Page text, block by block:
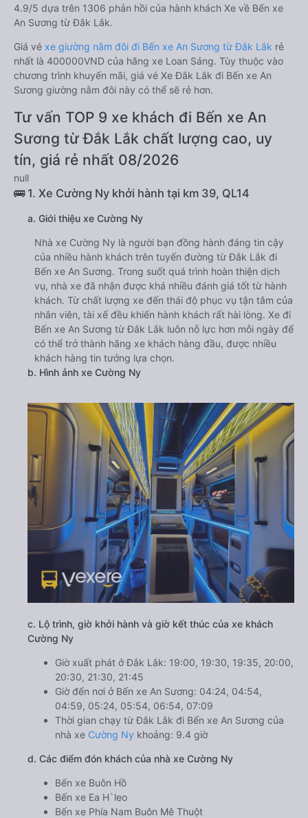
4.9/5 dựa trên 1306 phản hồi của hành khách Xe về Bến xe
An Sương từ Đắk Lắk.
Giá vé xe giường nằm đôi đi Bến xe An Sương từ Đắk Lắk rẻ
nhất là 400000VND của hãng xe Loan Sáng. Tùy thuộc vào
chương trình khuyến mãi, giá vé Xe Đắk Lắk đi Bến xe An
Sương giường nằm đôi này có thể sẽ rẻ hơn.
Tư vấn TOP 9 xe khách đi Bến xe An
Sương từ Đắk Lắk chất lượng cao, uy
tín, giá rẻ nhất 08/2026
null
🚌 1. Xe Cường Ny khởi hành tại km 39, QL14
a. Giới thiệu xe Cường Ny
Nhà xe Cường Ny là người bạn đồng hành đáng tin cậy
của nhiều hành khách trên tuyến đường từ Đắk Lắk đi
Bến xe An Sương. Trong suốt quá trình hoàn thiện dịch
vụ, nhà xe đã nhận được khá nhiều đánh giá tốt từ hành
khách. Từ chất lượng xe đến thái độ phục vụ tận tâm của
nhân viên, tài xế đều khiến hành khách rất hài lòng. Xe đi
Bến xe An Sương từ Đắk Lắk luôn nỗ lực hơn mỗi ngày để
có thể trở thành hãng xe khách hàng đầu, được nhiều
khách hàng tin tưởng lựa chọn.
b. Hình ảnh xe Cường Ny
c. Lộ trình, giờ khởi hành và giờ kết thúc của xe khách
Cường Ny
Giờ xuất phát ở Đắk Lắk: 19:00, 19:30, 19:35, 20:00,
20:30, 21:30, 21:45
Giờ đến nơi ở Bến xe An Sương: 04:24, 04:54,
04:59, 05:24, 05:54, 06:54, 07:09
Thời gian chạy từ Đắk Lắk đi Bến xe An Sương của
nhà xe Cường Ny khoảng: 9.4 giờ
d. Các điểm đón khách của nhà xe Cường Ny
Bến xe Buôn Hồ
Bến xe Ea H`leo
Bến xe Phía Nam Buôn Mê Thuột